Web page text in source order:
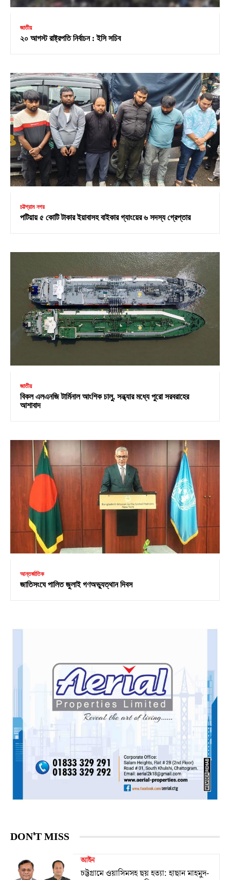
জাতীয়
২০ আগস্ট রাষ্ট্রপতি নির্বাচন : ইসি সচিব
চট্টগ্রাম নগর
পটিয়ায় ৫ কোটি টাকার ইয়াবাসহ বাইকার গ্যাংয়ের ৬ সদস্য গ্রেপ্তার
জাতীয়
বিকল এলএনজি টার্মিনাল আংশিক চালু, সন্ধ্যার মধ্যে পুরো সরবরাহের
আশাবাদ
আন্তর্জাতিক
জাতিসংঘে পালিত জুলাই গণঅভ্যুত্থান দিবস
DON'T MISS
আইন
চট্টগ্রামে ওয়াসিমসহ ছয় হত্যা: হাছান মাহমুদ-